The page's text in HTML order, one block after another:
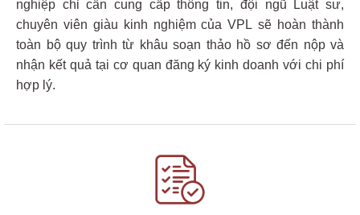
nghiệp chỉ cần cung cấp thông tin, đội ngũ Luật sư,
chuyên viên giàu kinh nghiệm của VPL sẽ hoàn thành
toàn bộ quy trình từ khâu soạn thảo hồ sơ đến nộp và
nhận kết quả tại cơ quan đăng ký kinh doanh với chi phí
hợp lý.